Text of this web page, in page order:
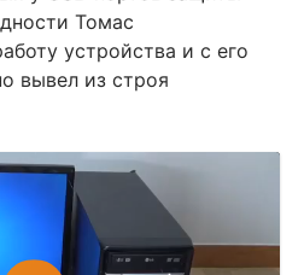
Томас
устройства и с его
вывел из строя